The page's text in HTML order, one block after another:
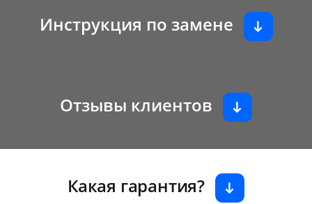
Инструкция по замене
Отзывы клиентов
Какая гарантия?